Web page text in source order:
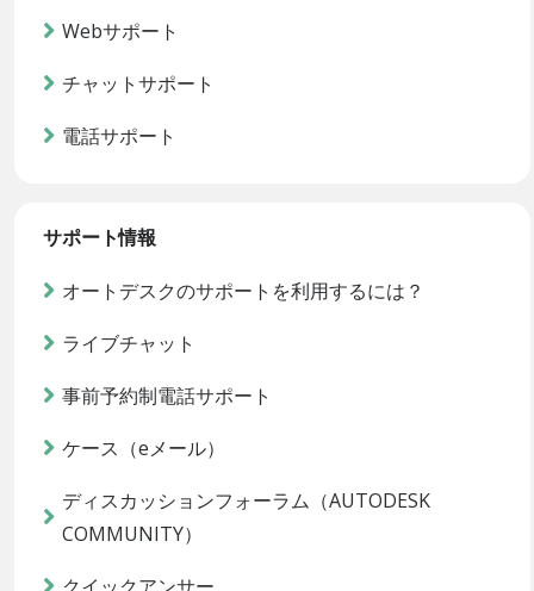
Webサポート
チャットサポート
電話サポート
サポート情報
オートデスクのサポートを利用するには？
ライブチャット
事前予約制電話サポート
ケース（eメール）
ディスカッションフォーラム（AUTODESK
COMMUNITY）